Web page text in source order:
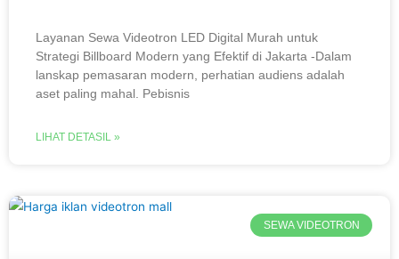
Layanan Sewa Videotron LED Digital Murah untuk
Strategi Billboard Modern yang Efektif di Jakarta -Dalam
lanskap pemasaran modern, perhatian audiens adalah
aset paling mahal. Pebisnis
LIHAT DETASIL »
SEWA VIDEOTRON